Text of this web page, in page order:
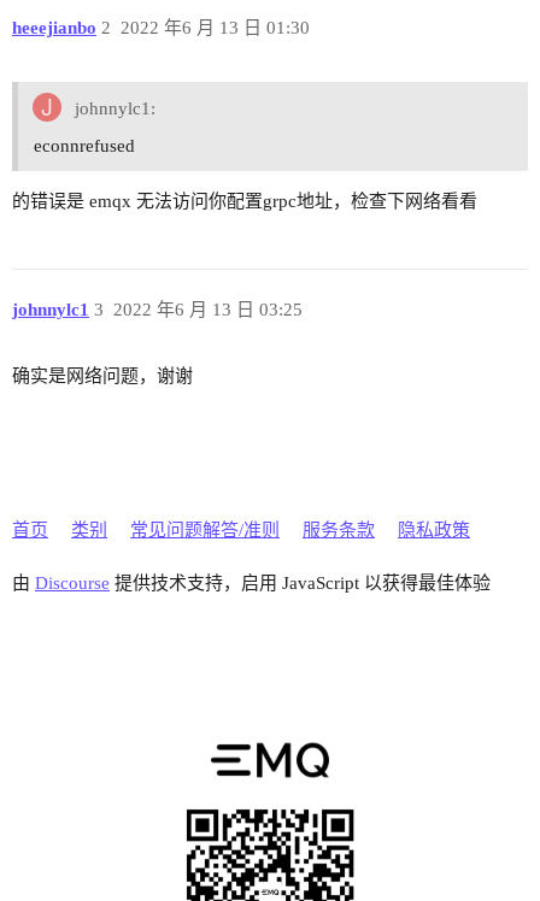
heeejianbo 2022 年6 月 13 日 01:30
2
johnnylc1:
econnrefused
的错误是 emqx 无法访问你配置grpc地址，检查下网络看看
johnnylc1 2022 年6 月 13 日 03:25
3
确实是网络问题，谢谢
首页 类别 常见问题解答/准则 服务条款 隐私政策
由 Discourse 提供技术支持，启用 JavaScript 以获得最佳体验